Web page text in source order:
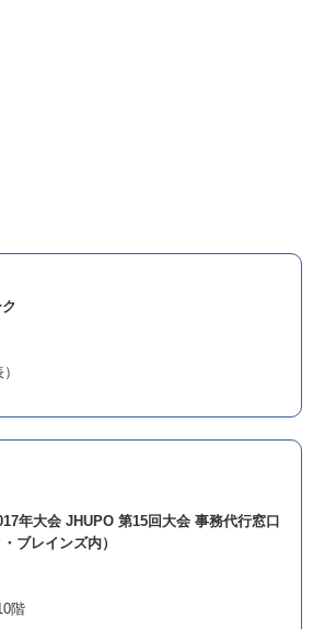
年大会 JHUPO 第15回大会 事務代行窓口
ブレインズ内）
階